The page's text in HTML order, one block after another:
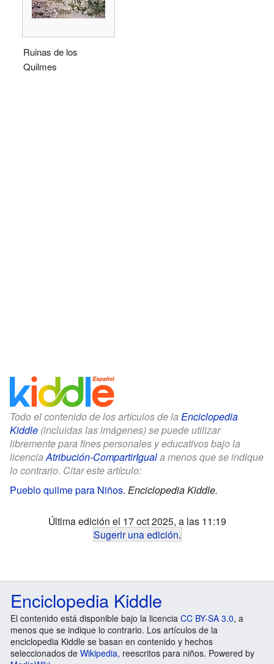
Ruinas de los
Quilmes
Todo el contenido de los artículos de la Enciclopedia
Kiddle (incluidas las imágenes) se puede utilizar
libremente para fines personales y educativos bajo la
licenciaAtribución-CompartirIguala menos que se indique
lo contrario. Citar este artículo:
Pueblo quilme para Niños. Enciclopedia Kiddle.
Última edición el 17 oct 2025, a las 11:19
Sugerir una edición.
Enciclopedia Kiddle
El contenido está disponible bajo la licencia CC BY-SA 3.0, a
menos que se indique lo contrario. Los artículos de la
enciclopedia Kiddle se basan en contenido y hechos
seleccionados de Wikipedia, reescritos para niños. Powered by